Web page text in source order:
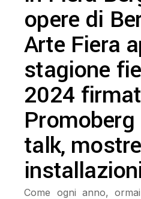
opere di
Arte Fiera
stagione
2024
talk,
Come ogni anno,